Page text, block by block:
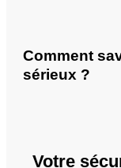
Comment
sérieux ?
Votre